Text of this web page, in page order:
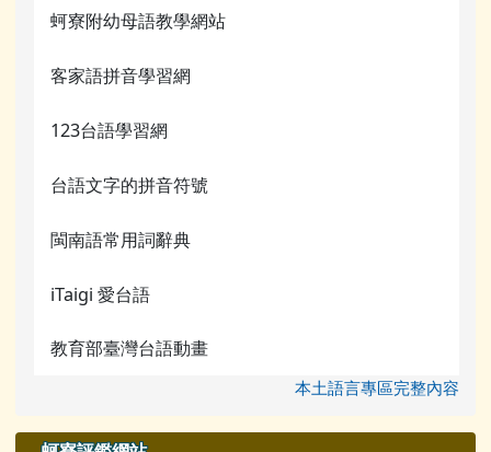
蚵寮附幼母語教學網站
客家語拼音學習網
123台語學習網
台語文字的拼音符號
閩南語常用詞辭典
iTaigi 愛台語
教育部臺灣台語動畫
本土語言專區完整內容